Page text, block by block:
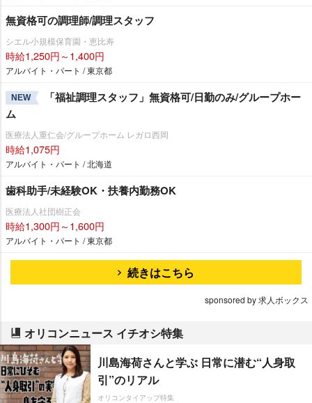
無資格可の調理師/調理スタッフ
シエル小規模保育園・恵比寿
時給1,250円～1,400円
アルバイト・パート / 東京都
NEW
「福祉調理スタッフ」無資格可/日勤のみ/グループホー
ム
医療法人重仁会/グループホーム レガロ西岡
時給1,075円
アルバイト・パート / 北海道
歯科助手/未経験OK・扶養内勤務OK
医療法人社団樹正会
時給1,300円～1,600円
アルバイト・パート / 東京都
続きはこちら
sponsored by 求人ボックス
オリコンニュース イチオシ特集
川島海荷さんと学ぶ 日常に潜む“人身取
引”のリアル
オリコンタイアップ特集